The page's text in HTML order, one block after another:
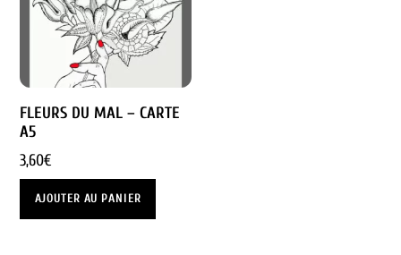
FLEURS DU MAL – CARTE
A5
3,60€
AJOUTER AU PANIER